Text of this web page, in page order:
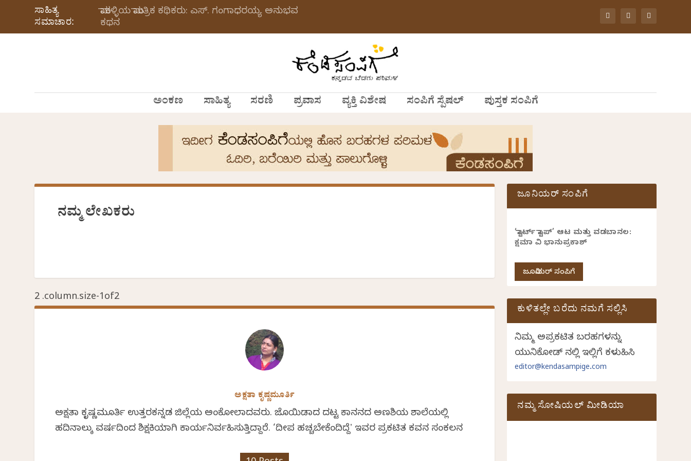
ಸಾಹಿತ್ಯ
ಸಮಾಚಾರ:
ಮಾಕಳ್ಳಿಯ ಮಾಂತ್ರಿಕ ಕಥಿಕರು: ಎಸ್. ಗಂಗಾಧರಯ್ಯ ಅನುಭವ
ಕಥನ
ಅಂಕಣ ಸಾಹಿತ್ಯ ಸರಣಿ ಪ್ರವಾಸ ವ್ಯಕ್ತಿ ವಿಶೇಷ ಸಂಪಿಗೆ ಸ್ಪೆಷಲ್ ಪುಸ್ತಕ ಸಂಪಿಗೆ
ನಮ್ಮ ಲೇಖಕರು
ಅಕ್ಷತಾ ಕೃಷ್ಣಮೂರ್ತಿ
ಅಕ್ಷತಾ ಕೃಷ್ಣಮೂರ್ತಿ ಉತ್ತರಕನ್ನಡ ಜಿಲ್ಲೆಯ ಅಂಕೋಲಾದವರು. ಜೊಯಿಡಾದ ದಟ್ಟ ಕಾನನದ ಅಣಶಿಯ ಶಾಲೆಯಲ್ಲಿ
ಹದಿನಾಲ್ಕು ವರ್ಷದಿಂದ ಶಿಕ್ಷಕಿಯಾಗಿ ಕಾರ್ಯನಿರ್ವಹಿಸುತ್ತಿದ್ದಾರೆ. ‘ದೀಪ ಹಚ್ಚಬೇಕೆಂದಿದ್ದೆʼ ಇವರ ಪ್ರಕಟಿತ ಕವನ ಸಂಕಲನ
ಜೂನಿಯರ್ ಸಂಪಿಗೆ
‘ಸ್ಟಾರ್ಟ್ ಸ್ಟಾಪ್’ ಆಟ ಮತ್ತು ವಡಬಾನಲ:
ಕ್ಷಮಾ ವಿ ಭಾನುಪ್ರಕಾಶ್
ಜೂನಿಯರ್ ಸಂಪಿಗೆ
ಕುಳಿತಲ್ಲೇ ಬರೆದು ನಮಗೆ ಸಲ್ಲಿಸಿ
ನಿಮ್ಮ ಅಪ್ರಕಟಿತ ಬರಹಗಳನ್ನು
ಯುನಿಕೋಡ್ ನಲ್ಲಿ ಇಲ್ಲಿಗೆ ಕಳುಹಿಸಿ
editor@kendasampige.com
ನಮ್ಮ ಸೋಷಿಯಲ್‌ ಮೀಡಿಯಾ